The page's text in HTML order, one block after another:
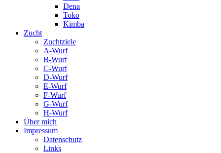
Dena
Toko
Kimba
Zucht
Zuchtziele
A-Wurf
B-Wurf
C-Wurf
D-Wurf
E-Wurf
F-Wurf
G-Wurf
H-Wurf
Über mich
Impressum
Datenschutz
Links